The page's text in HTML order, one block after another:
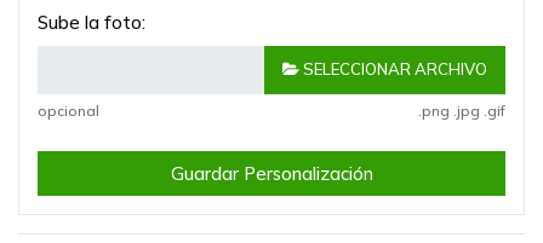
Sube la foto:
SELECCIONAR ARCHIVO
opcional .png .jpg .gif
Guardar Personalización